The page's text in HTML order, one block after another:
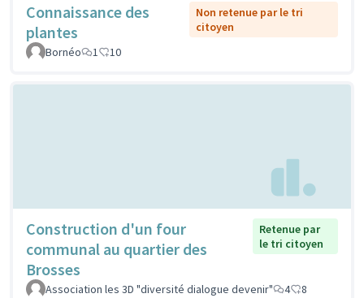
Connaissance des
plantes
Non retenue par le tri
citoyen
Bornéo
1 10
Construction d'un four
communal au quartier des
Brosses
Retenue par
le tri citoyen
Association les 3D "diversité dialogue devenir" 4 8